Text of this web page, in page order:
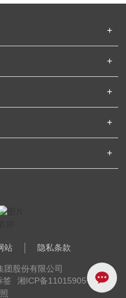
站 隐私条款
团股份有限公司
签
湘ICP备11015905号-1